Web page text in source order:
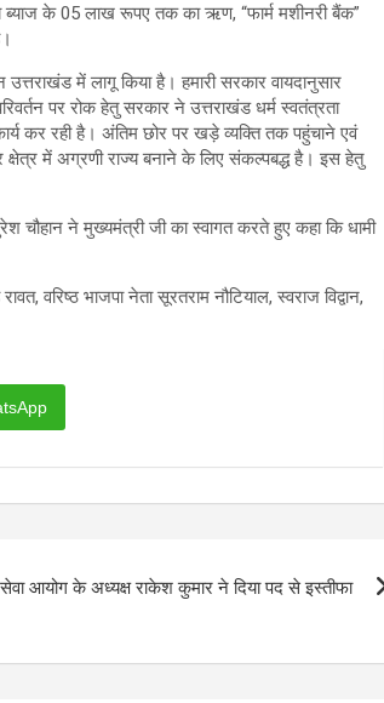
ब्याज के 05 लाख रूपए तक का ऋण, “फार्म मशीनरी बैंक”
में लागू किया है। हमारी सरकार वायदानुसार
पर रोक हेतु सरकार ने उत्तराखंड धर्म स्वतंत्रता
कर रही है। अंतिम छोर पर खड़े व्यक्ति तक पहुंचाने एवं
में अग्रणी राज्य बनाने के लिए संकल्पबद्ध है। इस हेतु
चौहान ने मुख्यमंत्री जी का स्वागत करते हुए कहा कि धामी
वरिष्ठ भाजपा नेता सूरतराम नौटियाल, स्वराज विद्वान,
आयोग के अध्यक्ष राकेश कुमार ने दिया पद से इस्तीफा